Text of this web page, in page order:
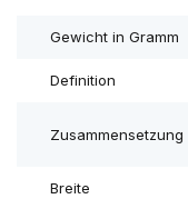
Gewicht in Gramm
Definition
Zusammensetzung
Breite